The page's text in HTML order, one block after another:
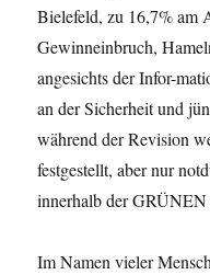
Bielefeld, zu 16,7% am
Gewinneinbruch,
angesichts der Infor-
an der Sicherheit und
während der Revision
festgestellt, aber nur
innerhalb der
Im Namen vieler